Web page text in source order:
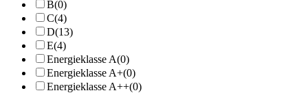
B(0)
C(4)
D(13)
E(4)
Energieklasse A(0)
Energieklasse A+(0)
Energieklasse A++(0)